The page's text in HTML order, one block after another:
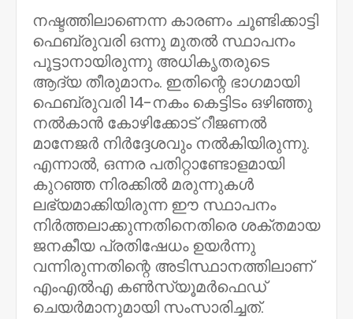
നഷ്ടത്തിലാണെന്ന കാരണം ചൂണ്ടിക്കാട്ടി
ഫെബ്രുവരി ഒന്നു മുതൽ സ്ഥാപനം
പൂട്ടാനായിരുന്നു അധികൃതരുടെ
ആദ്യ തീരുമാനം. ഇതിന്റെ ഭാഗമായി
ഫെബ്രുവരി 14-നകം കെട്ടിടം ഒഴിഞ്ഞു
നൽകാൻ കോഴിക്കോട് റീജണൽ
മാനേജർ നിർദ്ദേശവും നൽകിയിരുന്നു.
എന്നാൽ, ഒന്നര പതിറ്റാണ്ടോളമായി
കുറഞ്ഞ നിരക്കിൽ മരുന്നുകൾ
ലഭ്യമാക്കിയിരുന്ന ഈ സ്ഥാപനം
നിർത്തലാക്കുന്നതിനെതിരെ ശക്തമായ
ജനകീയ പ്രതിഷേധം ഉയർന്നു
വന്നിരുന്നതിന്റെ അടിസ്ഥാനത്തിലാണ്
എംഎൽഎ കൺസ്യൂമർഫെഡ്
ചെയർമാനുമായി സംസാരിച്ചത്.